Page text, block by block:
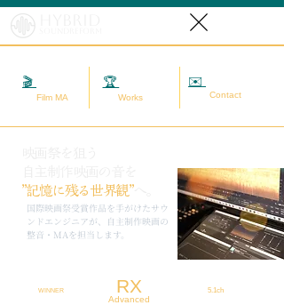
🎬
Film MA
🏆
Works
✉️
Contact
​国際映画祭受賞作品を手がけたサウ
ンドエンジニアが、自主制作映画の
整音・MAを担当します。
”記憶に残る世界観”へ。
WINNER RX
Advanced
5.1ch